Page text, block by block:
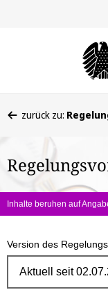
befinden
hier:
zurück zu:
Inhalte beruhen auf
Version des